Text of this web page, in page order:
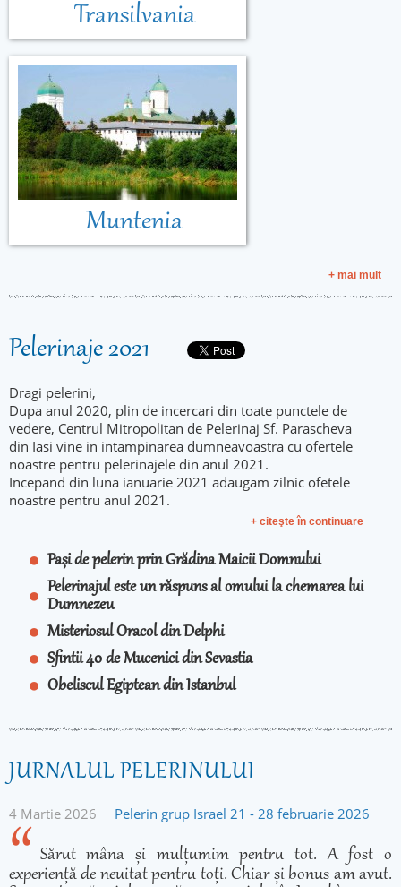
Transilvania
Muntenia
+ mai mult
Pelerinaje 2021
Dragi pelerini,
Dupa anul 2020, plin de incercari din toate punctele de
vedere, Centrul Mitropolitan de Pelerinaj Sf. Parascheva
din Iasi vine in intampinarea dumneavoastra cu ofertele
noastre pentru pelerinajele din anul 2021.
Incepand din luna ianuarie 2021 adaugam zilnic ofetele
noastre pentru anul 2021.
+ citeşte în continuare
Pași de pelerin prin Grădina Maicii Domnului
Pelerinajul este un răspuns al omului la chemarea lui
Dumnezeu
Misteriosul Oracol din Delphi
Sfintii 40 de Mucenici din Sevastia
Obeliscul Egiptean din Istanbul
JURNALUL PELERINULUI
4 Martie 2026 Pelerin grup Israel 21 - 28 februarie 2026
Sărut mâna și mulțumim pentru tot. A fost o
experiență de neuitat pentru toți. Chiar și bonus am avut.